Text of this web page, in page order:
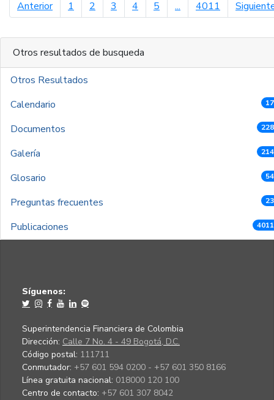
Anteriorpágina anterior
1 2 3 4 5 ... 4011
Otros resultados de busqueda
Otros Resultados
Calendario
Documentos
Galería
Glosario
Preguntas frecuentes
Publicaciones
Síguenos:
Superintendencia Financiera de Colombia
Dirección: Calle 7 No. 4 - 49 Bogotá, D.C.
Código postal: 111711
Conmutador: +57 601 594 0200 - +57 601 350 8166
Línea gratuita nacional: 018000 120 100
Centro de contacto: +57 601 307 8042